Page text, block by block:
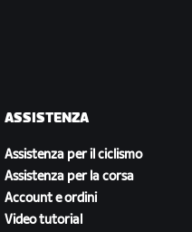
ASSISTENZA
Assistenza per il ciclismo
Assistenza per la corsa
Account e ordini
Video tutorial